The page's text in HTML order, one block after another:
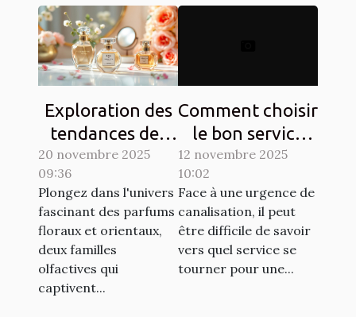
Exploration des
tendances des
parfums floraux
et orientaux
20 novembre 2025
09:36
Plongez dans l'univers
fascinant des parfums
floraux et orientaux,
deux familles
olfactives qui
captivent...
Comment choisir
le bon service
pour vos
urgences de
canalisation ?
12 novembre 2025
10:02
Face à une urgence de
canalisation, il peut
être difficile de savoir
vers quel service se
tourner pour une...